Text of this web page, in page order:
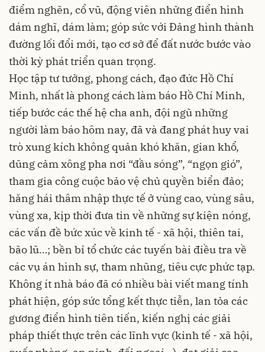
điểm nghẽn, cổ vũ, động viên những điển hình
dám nghĩ, dám làm; góp sức với Đảng hình thành
đường lối đổi mới, tạo cơ sở để đất nước bước vào
thời kỳ phát triển quan trọng.
Học tập tư tưởng, phong cách, đạo đức Hồ Chí
Minh, nhất là phong cách làm báo Hồ Chí Minh,
tiếp bước các thế hệ cha anh, đội ngũ những
người làm báo hôm nay, đã và đang phát huy vai
trò xung kích không quản khó khăn, gian khổ,
dũng cảm xông pha nơi “đầu sóng”, “ngọn gió”,
tham gia công cuộc bảo vệ chủ quyền biển đảo;
hăng hái thâm nhập thực tế ở vùng cao, vùng sâu,
vùng xa, kịp thời đưa tin về những sự kiện nóng,
các vấn đề bức xúc về kinh tế - xã hội, thiên tai,
bão lũ…; bền bỉ tổ chức các tuyến bài điều tra về
các vụ án hình sự, tham nhũng, tiêu cực phức tạp.
Không ít nhà báo đã có nhiều bài viết mang tính
phát hiện, góp sức tổng kết thực tiễn, lan tỏa các
gương điển hình tiên tiến, kiến nghị các giải
pháp thiết thực trên các lĩnh vực (kinh tế - xã hội,